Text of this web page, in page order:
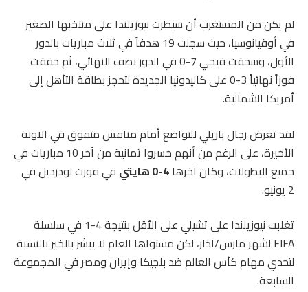
لم يكن من المستغرب أن سيطرت نيوزيلندا على منتخبها الصغير
في أوقيانوسيا، حيث سجلت 19 هدفاً في ثلاث مباريات بالدور
الأول، وسحقت فيجي 7-0 في الدور نصف النهائي، ثم حققت
فوزاً نهائياً 3-0 على كاليدونيا الجديدة لتحجز بطاقة التأهل إلى
أمريكا الشمالية.
لقد تعرض رجال بازيلي للتواضع أمام منافس متفوق في الآونة
الأخيرة، على الرغم من أنهم خسروا ثمانية من آخر 10 مباريات في
جميع البطولات، وكان آخرها4-0 هايتي
في فورت لودرديل في
2 يونيو.
تغلبت نيوزيلندا على تشيلي على الأقل بنتيجة 4-1 في سلسلة
FIFA لشهر مارس/آذار، لكن مستواها العام لا يبشر بالخير بالنسبة
لتحدي مهام كأس العالم ضد بلجيكا وإيران ومصر في المجموعة
السابعة.